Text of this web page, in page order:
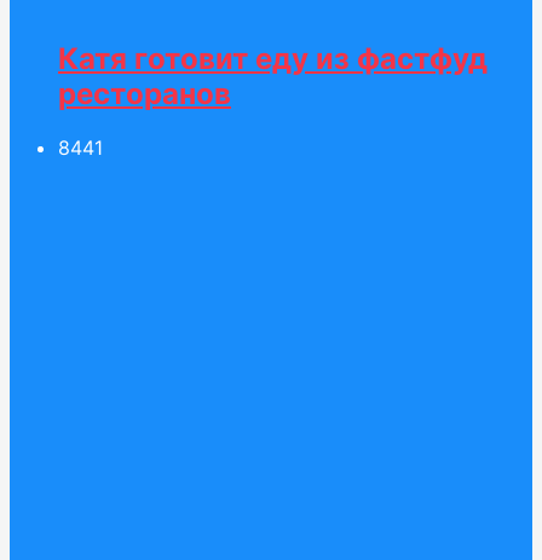
Катя готовит еду из фастфуд
ресторанов
8441